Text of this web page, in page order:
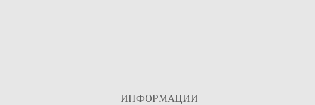
ИНФОРМАЦИИ